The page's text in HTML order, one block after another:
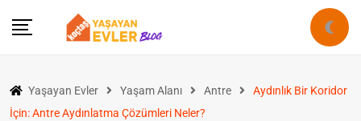
Yaşayan Evler Yaşam Alanı Antre
Aydınlık Bir Koridor
İçin: Antre Aydınlatma Çözümleri Neler?